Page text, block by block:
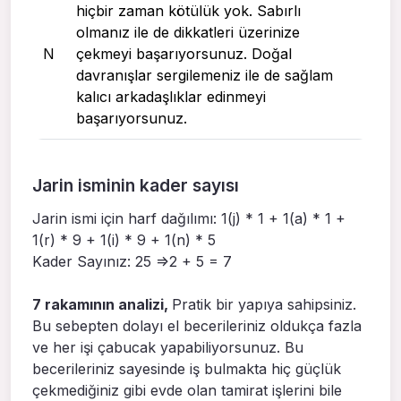
N
hiçbir zaman kötülük yok. Sabırlı
olmanız ile de dikkatleri üzerinize
çekmeyi başarıyorsunuz. Doğal
davranışlar sergilemeniz ile de sağlam
kalıcı arkadaşlıklar edinmeyi
başarıyorsunuz.
Jarin isminin kader sayısı
Jarin ismi için harf dağılımı: 1(j) * 1 + 1(a) * 1 +
1(r) * 9 + 1(i) * 9 + 1(n) * 5
Kader Sayınız: 25 =>2 + 5 = 7
7 rakamının analizi, Pratik bir yapıya sahipsiniz.
Bu sebepten dolayı el becerileriniz oldukça fazla
ve her işi çabucak yapabiliyorsunuz. Bu
becerileriniz sayesinde iş bulmakta hiç güçlük
çekmediğiniz gibi evde olan tamirat işlerini bile